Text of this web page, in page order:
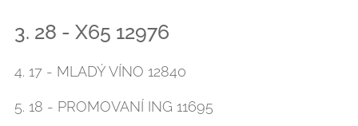
3. 28 - X65 12976
4. 17 - MLADÝ VÍNO 12840
5. 18 - PROMOVANÍ ING 11695